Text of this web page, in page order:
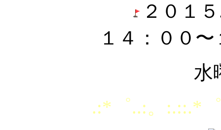
２０１
１４：００
水
.:*゜..:。:.::.*